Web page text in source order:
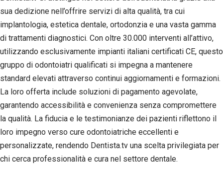
sua dedizione nell’offrire servizi di alta qualità, tra cui
implantologia, estetica dentale, ortodonzia e una vasta gamma
di trattamenti diagnostici. Con oltre 30.000 interventi all’attivo,
utilizzando esclusivamente impianti italiani certificati CE, questo
gruppo di odontoiatri qualificati si impegna a mantenere
standard elevati attraverso continui aggiornamenti e formazioni.
La loro offerta include soluzioni di pagamento agevolate,
garantendo accessibilità e convenienza senza compromettere
la qualità. La fiducia e le testimonianze dei pazienti riflettono il
loro impegno verso cure odontoiatriche eccellenti e
personalizzate, rendendo Dentista.tv una scelta privilegiata per
chi cerca professionalità e cura nel settore dentale.
personalizzati.